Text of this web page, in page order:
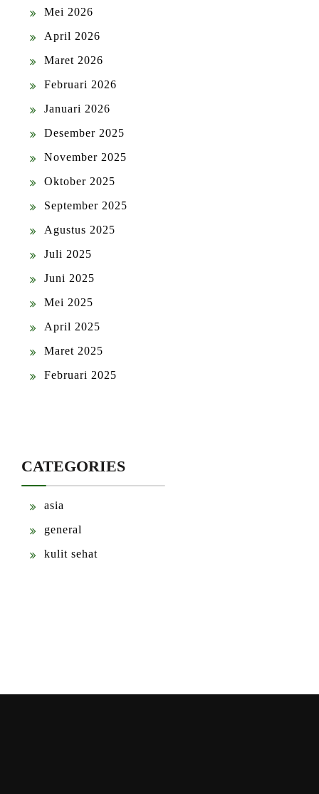
Mei 2026
April 2026
Maret 2026
Februari 2026
Januari 2026
Desember 2025
November 2025
Oktober 2025
September 2025
Agustus 2025
Juli 2025
Juni 2025
Mei 2025
April 2025
Maret 2025
Februari 2025
CATEGORIES
asia
general
kulit sehat